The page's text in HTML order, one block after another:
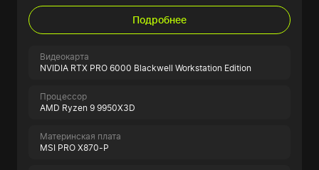
Подробнее
Видеокарта
NVIDIA RTX PRO 6000 Blackwell Workstation Edition
Процессор
AMD Ryzen 9 9950X3D
Материнская плата
MSI PRO X870-P